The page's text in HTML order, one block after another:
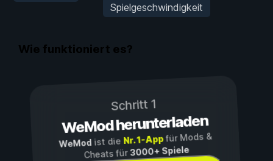
Spielgeschwindigkeit
Wie funktioniert es?
Schritt 1
WeMod herunterladen
WeMod ist die Nr. 1-Appfür Mods &
Cheats für3000+ Spiele